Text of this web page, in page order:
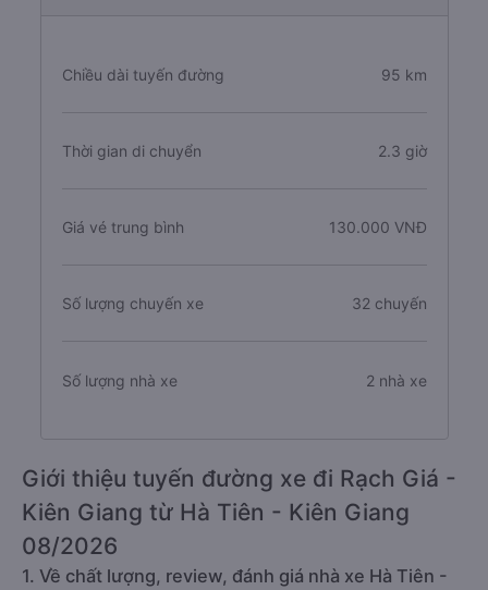
Chiều dài tuyến đường 95 km
Thời gian di chuyển 2.3 giờ
Giá vé trung bình 130.000 VNĐ
Số lượng chuyến xe 32 chuyến
Số lượng nhà xe 2 nhà xe
Giới thiệu tuyến đường xe đi Rạch Giá -
Kiên Giang từ Hà Tiên - Kiên Giang
08/2026
1. Về chất lượng, review, đánh giá nhà xe Hà Tiên -